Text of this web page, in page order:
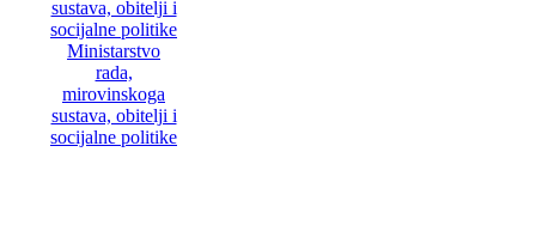
Ministarstvo
rada,
mirovinskoga
sustava, obitelji i
socijalne politike